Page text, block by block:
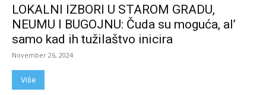
LOKALNI IZBORI U STAROM GRADU,
NEUMU I BUGOJNU: Čuda su moguća, al’
samo kad ih tužilaštvo inicira
November 26, 2024
Više